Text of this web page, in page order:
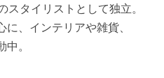
タイリストとして独立。
、インテリアや雑貨、
。